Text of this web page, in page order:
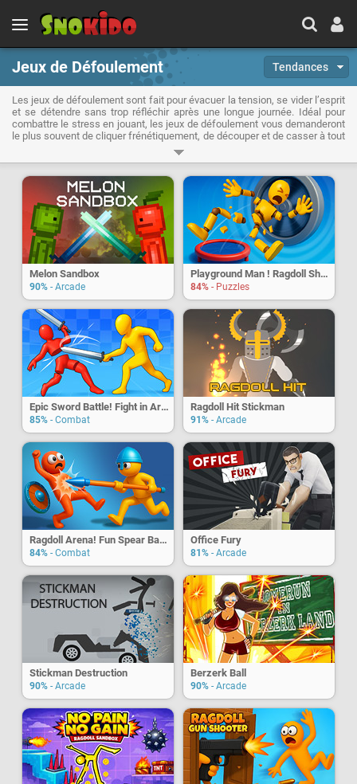
Jeux de Défoulement Tendances
Les jeux de défoulement sont fait pour évacuer la tension, se vider l’esprit
et se détendre sans trop réfléchir après une longue journée. Idéal pour
combattre le stress en jouant, les jeux de défoulement vous demanderont
le plus souvent de cliquer frénétiquement, de découper et de casser à tout
va dans le but de détruire de multiples objets ou de tuer un maximum de
personnages.
Melon Sandbox
90% - Arcade
Playground Man ! Ragdoll Show
84% - Puzzles
Epic Sword Battle! Fight in Arena
85% - Combat
Ragdoll Hit Stickman
91% - Arcade
Ragdoll Arena! Fun Spear Battle!
84% - Combat
Office Fury
81% - Arcade
Stickman Destruction
90% - Arcade
Berzerk Ball
90% - Arcade